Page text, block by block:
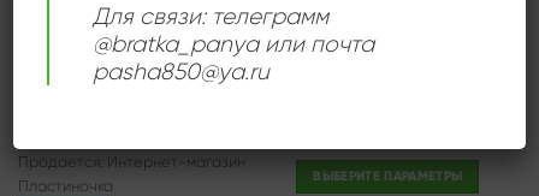
ДЖАЗ
Продается: Интернет-магазин
Пластиночка
ВЫБЕРИТЕ ПАРАМЕТРЫ
Для связи: телеграмм
@bratka_panya или почта
pasha850@ya.ru